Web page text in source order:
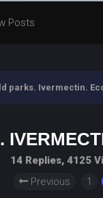
Posts
parks. Ivermectin.
14 Replies, 4125
Previous
1